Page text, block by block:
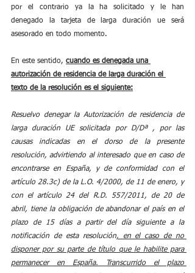
por el contrario ya la ha solicitado y le han
denegado la tarjeta de larga duración ue será
asesorado en todo momento.
En este sentido, cuando es denegada una
autorización de residencia de larga duración el
texto de la resolución es el siguiente:
Resuelvo denegar la Autorización de residencia de
larga duración UE solicitada por D/Dª , por las
causas indicadas en el dorso de la presente
resolución, advirtiendo al interesado que en caso de
encontrarse en España, y de conformidad con el
artículo 28.3c) de la L.O. 4/2000, de 11 de enero, y
con el artículo 24 del R.D. 557/2011, de 20 de
abril, tiene la obligación de abandonar el país en el
plazo de 15 días a partir del día siguiente a la
notificación de esta resolución, en el caso de no
disponer por su parte de título que le habilite para
permanecer en España. Transcurrido el plazo